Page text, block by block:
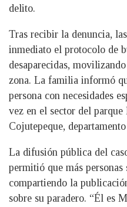
delito.
Tras recibir la denuncia,
inmediato el protocolo de
desaparecidas,
zona. La familia informó
persona con necesidades
vez en el sector del parque
Cojutepeque,
La difusión pública del
permitió que más personas
compartiendo la
sobre su paradero. “Él es